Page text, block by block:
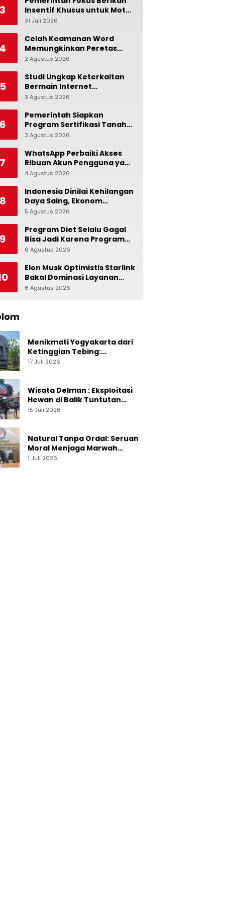
3
Insentif Khusus untuk Motor
dan Mobil Nasional
31 Juli 2026
4
Celah Keamanan Word
Memungkinkan Peretas
Menyusup ke Microsoft
2 Agustus 2026
5
Studi Ungkap Keterkaitan
Bermain Internet
Berlebihan dengan Stres
3 Agustus 2026
6
Pemerintah Siapkan
Program Sertifikasi Tanah
Gratis bagi Masyarakat
3 Agustus 2026
7
WhatsApp Perbaiki Akses
Ribuan Akun Pengguna yang
Terblokir
4 Agustus 2026
8
Indonesia Dinilai Kehilangan
Daya Saing, Ekonom
Ingatkan Pentingnya Jaga
Indonesia
5 Agustus 2026
9
Program Diet Selalu Gagal
Bisa Jadi Karena Program
Alami dalam Otak
6 Agustus 2026
Elon Musk Optimistis Starlink
Bakal Dominasi Layanan
Internet Global
6 Agustus 2026
Menikmati Yogyakarta dari
Ketinggian Tebing:
Menelusuri Pesona On The
17 Juli 2026
Wisata Delman : Eksploitasi
Hewan di Balik Tuntutan
Perut Kusir
15 Juli 2026
Natural Tanpa Ordal: Seruan
Moral Menjaga Marwah
Perguruan Tinggi
1 Juli 2026